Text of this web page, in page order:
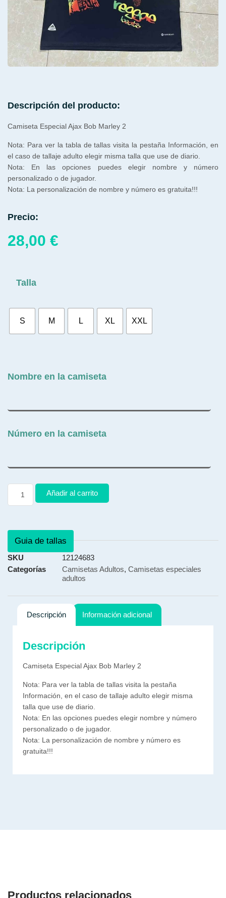
Descripción del producto:
Camiseta Especial Ajax Bob Marley 2
Nota: Para ver la tabla de tallas visita la pestaña Información, en
el caso de tallaje adulto elegir misma talla que use de diario.
Nota: En las opciones puedes elegir nombre y número
personalizado o de jugador.
Nota: La personalización de nombre y número es gratuita!!!
Precio:
28,00 €
Talla
S M L XL XXL
Nombre en la camiseta
Número en la camiseta
Añadir al carrito
Guia de tallas
SKU
12124683
Categorías
Camisetas Adultos, Camisetas especiales
adultos
Descripción Información adicional
Descripción
Camiseta Especial Ajax Bob Marley 2
Nota: Para ver la tabla de tallas visita la pestaña
Información, en el caso de tallaje adulto elegir misma
talla que use de diario.
Nota: En las opciones puedes elegir nombre y número
personalizado o de jugador.
Nota: La personalización de nombre y número es
gratuita!!!
Productos relacionados